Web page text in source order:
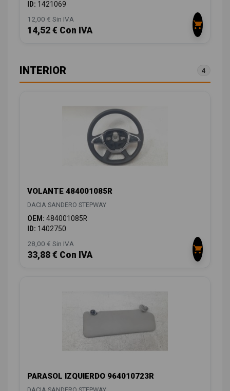
ID: 1421069
12,00 € Sin IVA
14,52 € Con IVA
INTERIOR 4
VOLANTE 484001085R
DACIA SANDERO STEPWAY
OEM: 484001085R
ID: 1402750
28,00 € Sin IVA
33,88 € Con IVA
PARASOL IZQUIERDO 964010723R